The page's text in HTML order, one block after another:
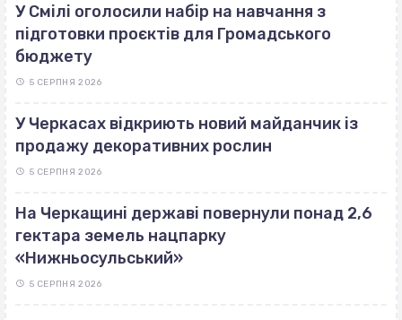
У Смілі оголосили набір на навчання з
підготовки проєктів для Громадського
бюджету
5 СЕРПНЯ 2026
У Черкасах відкриють новий майданчик із
продажу декоративних рослин
5 СЕРПНЯ 2026
На Черкащині державі повернули понад 2,6
гектара земель нацпарку
«Нижньосульський»
5 СЕРПНЯ 2026